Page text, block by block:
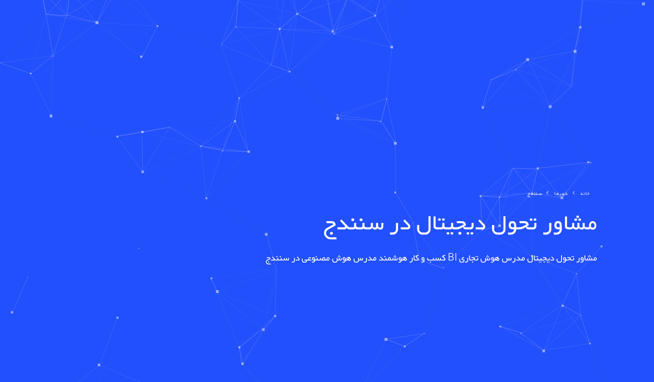
خانه شهرها سنندج
مشاور تحول دیجیتال درسنندج
مشاور تحول دیجیتال مدرس هوش تجاری BI کسب و کار هوشمند مدرس هوش مصنوعی در سنندج